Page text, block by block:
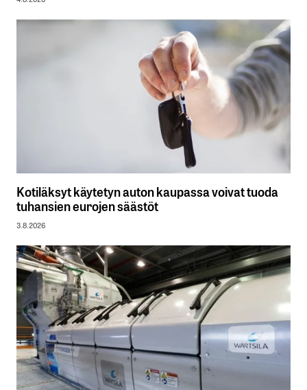
Kotiläksyt käytetyn auton kaupassa voivat tuoda
tuhansien eurojen säästöt
3.8.2026